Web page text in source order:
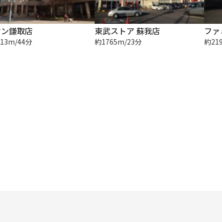
鎌取店
44分
東武ストア 蘇我店
約1765m/23分 約